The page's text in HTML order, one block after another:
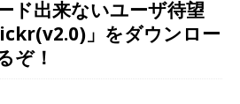
ド出来ないユーザ待望
」をダウンロー
ぞ！